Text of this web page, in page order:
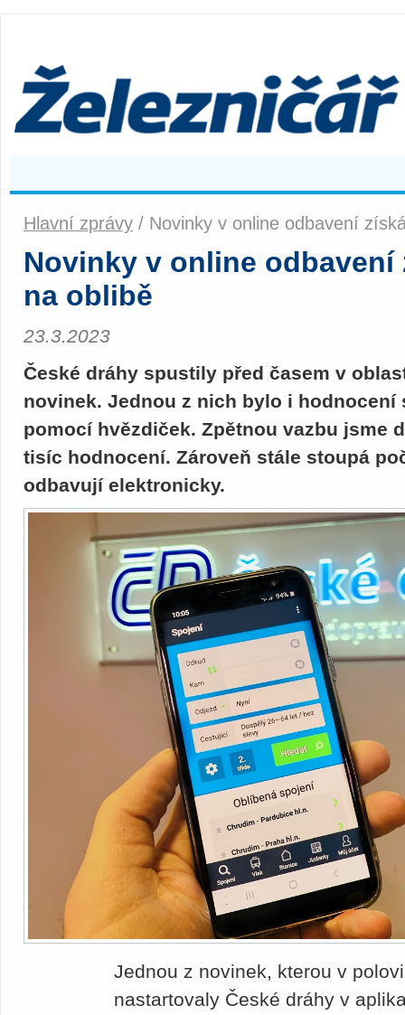
Hlavní zprávy / Novinky v online odbavení
Novinky v online
na oblibě
23.3.2023
České dráhy spustily před časem v
novinek. Jednou z nich bylo i
pomocí hvězdiček. Zpětnou vazbu jsme
tisíc hodnocení. Zároveň stále stoupá
odbavují elektronicky.
Jednou z novinek, kterou v
nastartovaly České dráhy v